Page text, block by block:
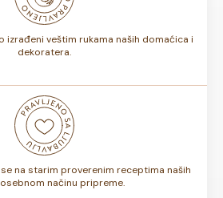
izrađeni veštim rukama naših domaćica i
dekoratera.
na starim proverenim receptima naših
načinu pripreme.